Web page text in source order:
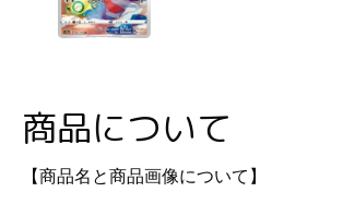
商品について
【商品名と商品画像について】